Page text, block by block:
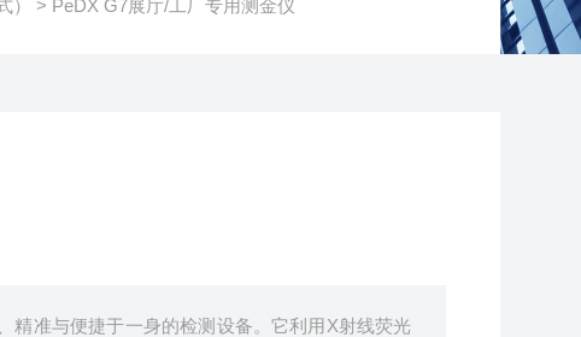
） > PeDX G7展厅/工厂专用测金仪
精准与便捷于一身的检测设备。它利用X射线荧光